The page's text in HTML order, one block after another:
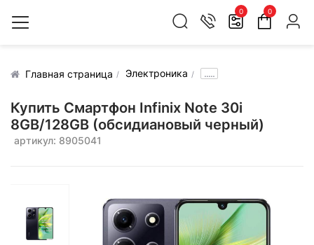
0 0
Главная страница Электроника .....
Купить Смартфон Infinix Note 30i
8GB/128GB (обсидиановый черный)
артикул: 8905041